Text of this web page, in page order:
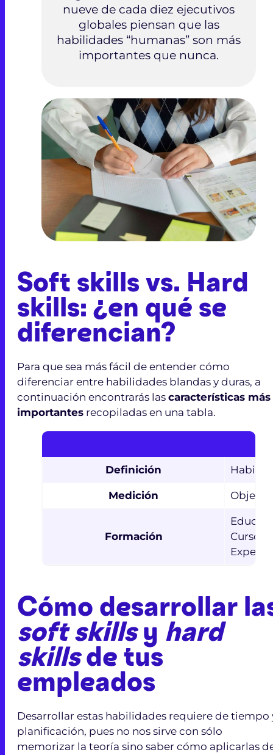
nueve de cada diez ejecutivos
globales piensan que las
habilidades “humanas” son más
importantes que nunca.
Soft skills vs. Hard
skills: ¿en qué se
diferencian?
Para que sea más fácil de entender cómo
diferenciar entre habilidades blandas y duras, a
continuación encontrarás las características más
importantes recopiladas en una tabla.
Definición
Medición
Formación
Cursos
Cómo desarrollar
soft skillsy hard
skillsde tus
empleados
Desarrollar estas habilidades requiere de tiempo
planificación, pues no nos sirve con sólo
memorizar la teoría sino saber cómo aplicarlas